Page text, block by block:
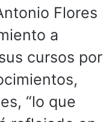
Flores
a
cursos por
“lo que